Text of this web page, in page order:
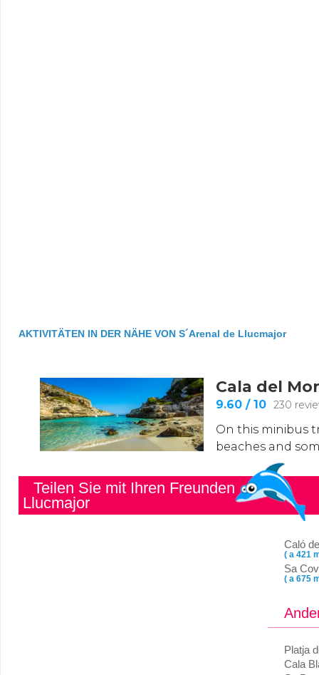
AKTIVITÄTEN IN DER NÄHE VON S´Arenal de Llucmajor
Teilen Sie mit Ihren Freunden
Llucmajor
Caló
( a 421
Sa
( a 675
Platja
Cala